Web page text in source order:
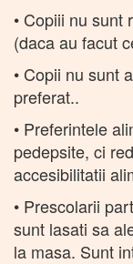
• Copiii nu sunt
(daca au facut
• Copii nu sunt
preferat..
• Preferintele
pedepsite, ci
accesibilitatii
• Prescolarii
sunt lasati sa
la masa. Sunt